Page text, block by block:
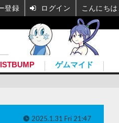
ゲムマイド
2025.1.31 Fri 21:47
登録 ログイン こんにち